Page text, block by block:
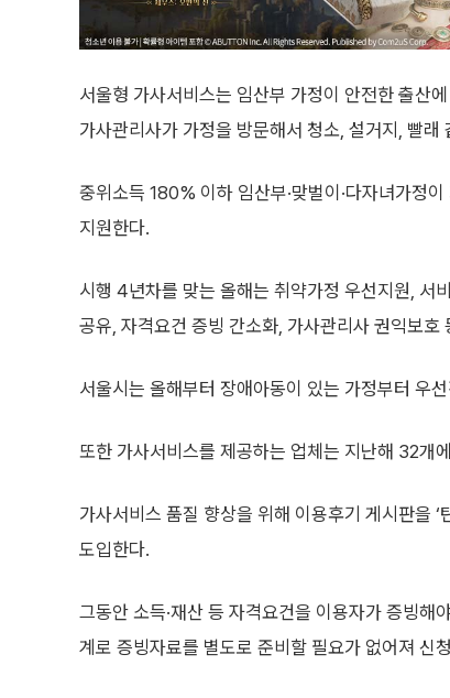
서울형 가사서비스는 임산부 가정이 안전한 출산
가사관리사가 가정을 방문해서 청소, 설거지, 빨래
중위소득 180% 이하 임산부·맞벌이·다자녀가정
지원한다.
시행 4년차를 맞는 올해는 취약가정 우선지원, 서
공유, 자격요건 증빙 간소화, 가사관리사 권익보
서울시는 올해부터 장애아동이 있는 가정부터 우
또한 가사서비스를 제공하는 업체는 지난해 32개
가사서비스 품질 향상을 위해 이용후기 게시판을 ‘
도입한다.
그동안 소득·재산 등 자격요건을 이용자가 증빙
계로 증빙자료를 별도로 준비할 필요가 없어져 신